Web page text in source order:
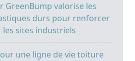
GreenBump valorise les
durs pour renforcer
les sites industriels
une ligne de vie toiture